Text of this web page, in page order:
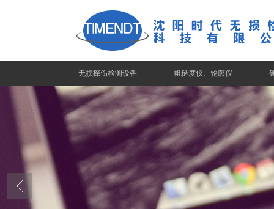
无损探伤检测设备 粗糙度仪、轮廓仪